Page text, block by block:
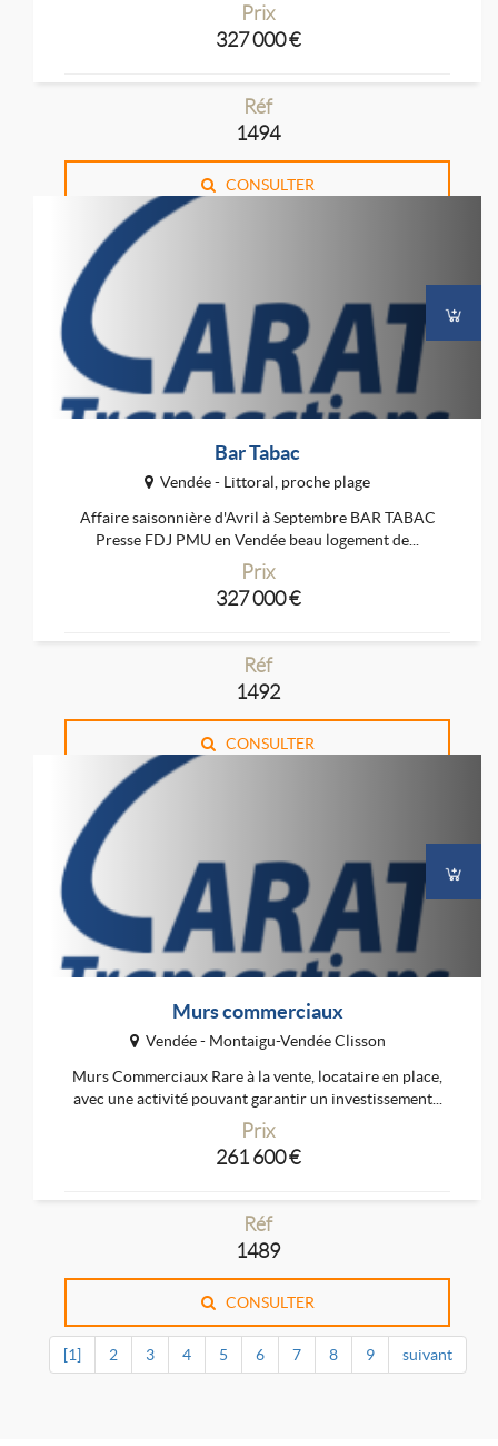
Prix
327 000 €
Réf
1494
CONSULTER
Bar Tabac
Vendée - Littoral, proche plage
Affaire saisonnière d'Avril à Septembre BAR TABAC
Presse FDJ PMU en Vendée beau logement de...
Prix
327 000 €
Réf
1492
CONSULTER
Murs commerciaux
Vendée - Montaigu-Vendée Clisson
Murs Commerciaux Rare à la vente, locataire en place,
avec une activité pouvant garantir un investissement...
Prix
261 600 €
Réf
1489
CONSULTER
[1] 2 3 4 5 6 7 8 9 suivant